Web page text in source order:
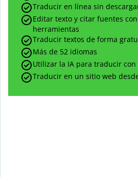
Traducir en línea sin
Editar texto y citar fuentes
herramientas
Traducir textos de forma
Más de 52 idiomas
Utilizar la IA para traducir
Traducir en un sitio web